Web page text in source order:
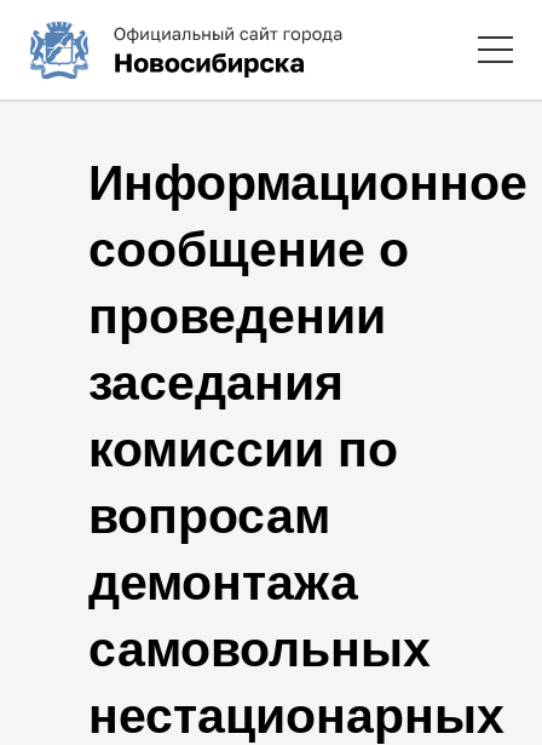
Информационное
сообщение о
проведении
заседания
комиссии по
вопросам
демонтажа
самовольных
нестационарных